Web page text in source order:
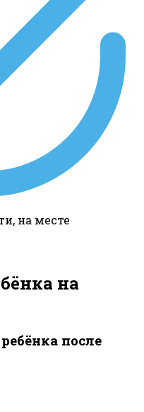
на месте
на
после